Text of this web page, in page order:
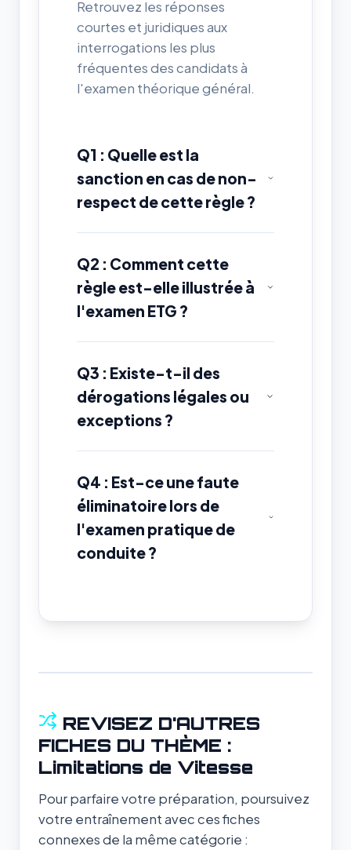
Retrouvez les réponses
courtes et juridiques aux
interrogations les plus
fréquentes des candidats à
l'examen théorique général.
Q1 : Quelle est la
sanction en cas de non-
respect de cette règle ?
Q2 : Comment cette
règle est-elle illustrée à
l'examen ETG ?
Q3 : Existe-t-il des
dérogations légales ou
exceptions ?
Q4 : Est-ce une faute
éliminatoire lors de
l'examen pratique de
conduite ?
REVISEZ D'AUTRES
FICHES DU THÈME :
Limitations de Vitesse
Pour parfaire votre préparation, poursuivez
votre entraînement avec ces fiches
connexes de la même catégorie :